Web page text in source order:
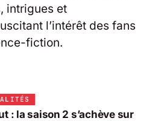
intrigues et
l’intérêt des fans
fiction.
: la saison 2 s’achève sur